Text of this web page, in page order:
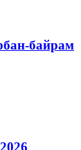
байрам